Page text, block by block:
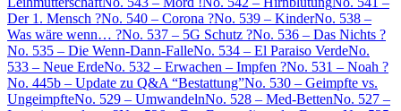
Der 1. Mensch ?No. 540 – Corona ?No. 539 – KinderNo. 538 –
Was wäre wenn… ?No. 537 – 5G Schutz ?No. 536 – Das Nichts ?
No. 535 – Die Wenn-Dann-FalleNo. 534 – El Paraiso VerdeNo.
533 – Neue ErdeNo. 532 – Erwachen – Impfen ?No. 531 – Noah ?
No. 445b – Update zu Q&A “Bestattung”No. 530 – Geimpfte vs.
UngeimpfteNo. 529 – UmwandelnNo. 528 – Med-BettenNo. 527 –